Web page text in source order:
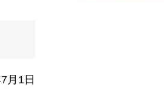
月1日